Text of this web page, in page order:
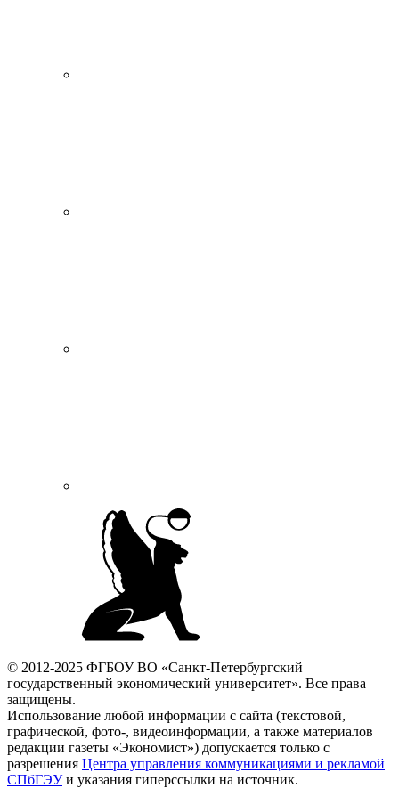
© 2012-2025 ФГБОУ ВО «Санкт-Петербургский
государственный экономический университет». Все права
защищены.
Использование любой информации с сайта (текстовой,
графической, фото-, видеоинформации, а также материалов
редакции газеты «Экономист») допускается только с
разрешения Центра управления коммуникациями и рекламой
СПбГЭУи указания гиперссылки на источник.